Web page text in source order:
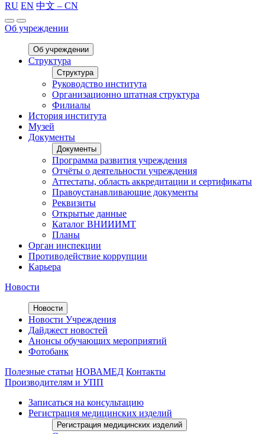
RU EN 中文 – CN
Об учреждении
Об учреждении
Структура
Структура
Руководство института
Организационно штатная структура
Филиалы
История института
Музей
Документы
Документы
Программа развития учреждения
Отчёты о деятельности учреждения
Аттестаты, область аккредитации и сертификаты
Правоустанавливающие документы
Реквизиты
Открытые данные
Каталог ВНИИИМТ
Планы
Орган инспекции
Противодействие коррупции
Карьера
Новости
Новости
Новости Учреждения
Дайджест новостей
Анонсы обучающих мероприятий
Фотобанк
Полезные статьи НОВАМЕД Контакты
Производителям и УПП
Записаться на консультацию
Регистрация медицинских изделий
Регистрация медицинских изделий